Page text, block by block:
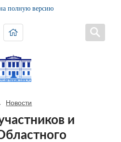
полную версию
Новости
и